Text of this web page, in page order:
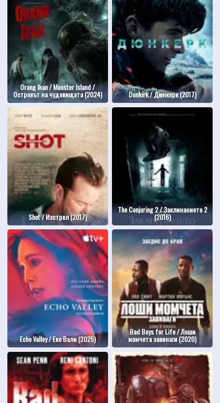
Orang Ikan / Monster Island /
Островът на чудовищата (2024) Dunkirk / Дюнкерк (2017)
Shot / Изстрел (2017)
The Conjuring 2 / Заклинанието 2
(2016)
Echo Valley / Еко Вали (2025)
Bad Boys for Life / Лоши
момчета завинаги (2020)